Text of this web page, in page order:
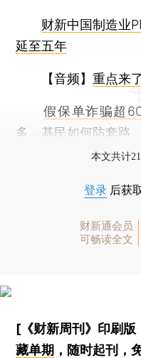
财新中国制造业
延至五年
【音频】重点来
假保单诈骗超
多，基民如何防套路
本文共计
登录 后获
财新通会员
可畅读全文
[《财新周刊》印刷版
藏单期 ，随时起刊，